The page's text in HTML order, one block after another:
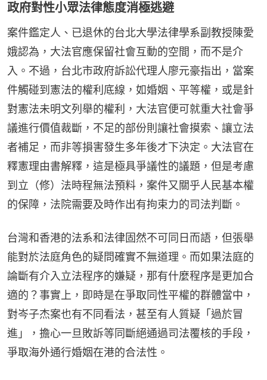
政府對性小眾法律態度消極逃避
案件鑑定人、已退休的台北大學法律學系副教授陳愛
娥認為，大法官應保留社會互動的空間，而不是介
入。不過，台北市政府訴訟代理人廖元豪指出，當案
件觸碰到憲法的權利底線，如婚姻、平等權，或是針
對憲法未明文列舉的權利，大法官便可就重大社會爭
議進行價值裁斷，不足的部份則讓社會摸索、讓立法
者補足，而非等損害發生多年後才下決定。大法官在
釋憲理由書解釋，這是極具爭議性的議題，但是考慮
到立（修）法時程無法預料，案件又關乎人民基本權
的保障，法院需要及時作出有拘束力的司法判斷。
台灣和香港的法系和法律固然不可同日而語，但張舉
能對於法庭角色的疑問確實不無道理。而如果法庭的
論斷有介入立法程序的嫌疑，那有什麼程序是更加合
適的？事實上，即時是在爭取同性平權的群體當中，
對岑子杰案也有不同看法，甚至有人質疑「過於冒
進」，擔心一旦敗訴等同斷絕通過司法覆核的手段，
爭取海外通行婚姻在港的合法性。